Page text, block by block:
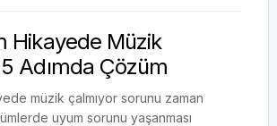
Hikayede Müzik
Adımda Çözüm
müzik çalmıyor sorunu zaman
uyum sorunu yaşanması